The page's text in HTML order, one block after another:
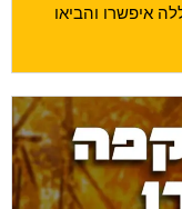
איפשרו והביאו